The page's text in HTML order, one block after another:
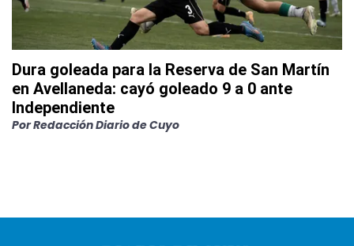
Dura goleada para la Reserva de San Martín
en Avellaneda: cayó goleado 9 a 0 ante
Independiente
PorRedacción Diario de Cuyo